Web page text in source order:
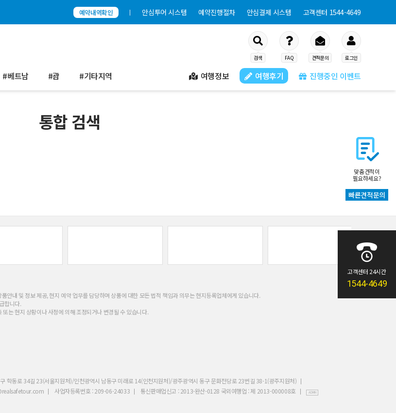
예약내역확인 안심투어 시스템 예약진행절차 안심결제 시스템 고객센터 1544-4649
검색 FAQ 견적문의 로그인
#베트남 #괌 #기타지역 여행정보 여행후기 진행중인 이벤트
맞춤견적이
필요하세요?
빠른견적문의
고객센터 24시간
1544-4649
통합 검색
안내 및 정보 제공, 현지 예약 업무를 담당하며 상품에 대한 모든 법적 책임과 의무는 현지등록업체에게 있습니다.
합니다.
는 현지 상황이나 사정에 의해 조정되거나 변경될 수 있습니다.
학동로 34길 23(서울지원처)/인천광역시 남동구 미래로 14(인천지원처)/광주광역시 동구 문화전당로 23번길 38-1(광주지원처)
사업자등록번호 : 209-06-24033 통신판매업신고 : 2013-완산-0128 국외여행업 : 제 2013-000008호 ADMIN